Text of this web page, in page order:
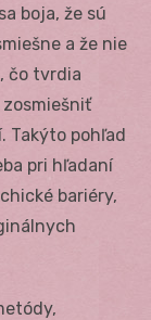
boja, že sú
a že nie
čo tvrdia
Takýto pohľad
pri hľadaní
bariéry,